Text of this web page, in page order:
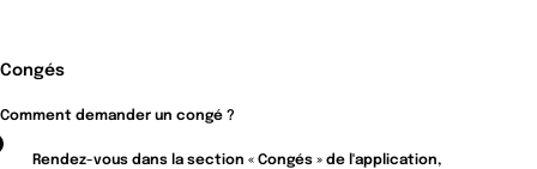
Congés
Comment demander un congé ?
Rendez-vous dans la section « Congés » de l'application,